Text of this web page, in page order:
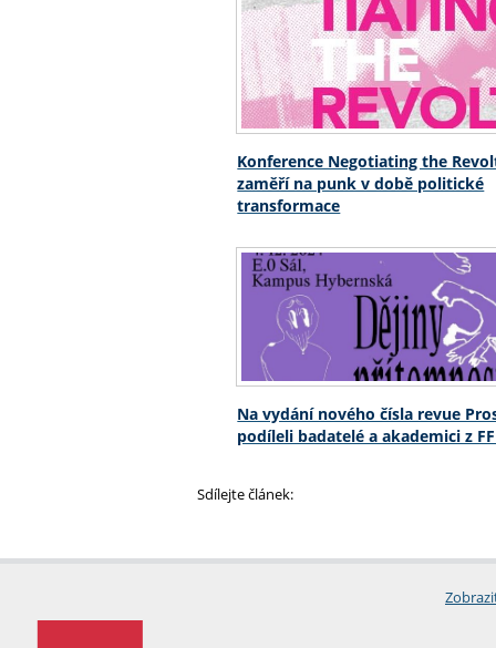
Konference Negotiating the
zaměří na punk v době politické
transformace
Na vydání nového čísla revue
podíleli badatelé a akademici z
Sdílejte článek: